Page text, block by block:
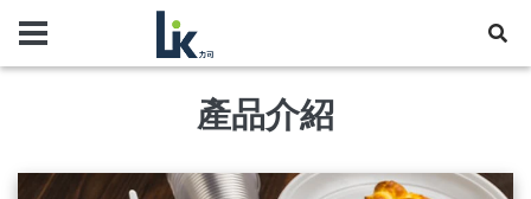
產品介紹